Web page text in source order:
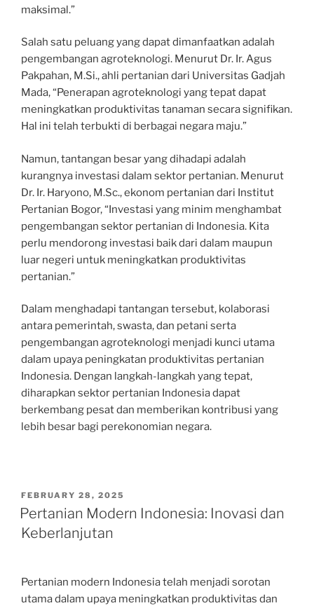
maksimal.”
Salah satu peluang yang dapat dimanfaatkan adalah
pengembangan agroteknologi. Menurut Dr. Ir. Agus
Pakpahan, M.Si., ahli pertanian dari Universitas Gadjah
Mada, “Penerapan agroteknologi yang tepat dapat
meningkatkan produktivitas tanaman secara signifikan.
Hal ini telah terbukti di berbagai negara maju.”
Namun, tantangan besar yang dihadapi adalah
kurangnya investasi dalam sektor pertanian. Menurut
Dr. Ir. Haryono, M.Sc., ekonom pertanian dari Institut
Pertanian Bogor, “Investasi yang minim menghambat
pengembangan sektor pertanian di Indonesia. Kita
perlu mendorong investasi baik dari dalam maupun
luar negeri untuk meningkatkan produktivitas
pertanian.”
Dalam menghadapi tantangan tersebut, kolaborasi
antara pemerintah, swasta, dan petani serta
pengembangan agroteknologi menjadi kunci utama
dalam upaya peningkatan produktivitas pertanian
Indonesia. Dengan langkah-langkah yang tepat,
diharapkan sektor pertanian Indonesia dapat
berkembang pesat dan memberikan kontribusi yang
lebih besar bagi perekonomian negara.
POSTED
ON
FEBRUARY 28, 2025
Pertanian Modern Indonesia: Inovasi dan
Keberlanjutan
Pertanian modern Indonesia telah menjadi sorotan
utama dalam upaya meningkatkan produktivitas dan